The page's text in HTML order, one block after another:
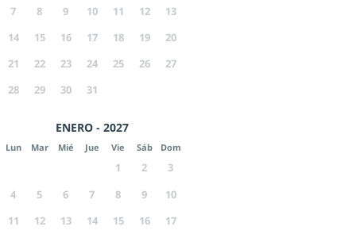
7
8 9 10 11 12
13
14
15 16 17 18 19
20
21
22 23 24 25 26
27
28
29 30 31
ENERO - 2027
Lun Mar Mié Jue Vie Sáb Dom
1 2
3
4
5 6 7 8 9
10
11
12 13 14 15 16
17